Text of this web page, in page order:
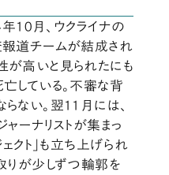
10月、ウクライナの
報道チームが結成され
が高いと見られたにも
している。不審な背
ない。翌11月には、
ーナリストが集まっ
ェクト」も立ち上げられ
りが少しずつ輪郭を